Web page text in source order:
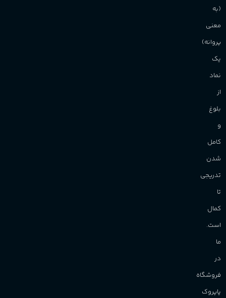
(به
معنی
پروانه)
یک
نماد
از
بلوغ
و
کامل
شدن
تدریجی
تا
کمال
است.
ما
در
فروشگاه
پاپروک